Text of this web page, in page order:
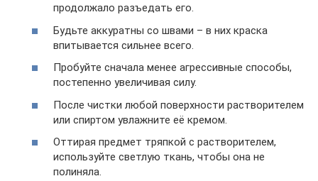
продолжало разъедать его.
Будьте аккуратны со швами – в них краска
впитывается сильнее всего.
Пробуйте сначала менее агрессивные способы,
постепенно увеличивая силу.
После чистки любой поверхности растворителем
или спиртом увлажните её кремом.
Оттирая предмет тряпкой с растворителем,
используйте светлую ткань, чтобы она не
полиняла.